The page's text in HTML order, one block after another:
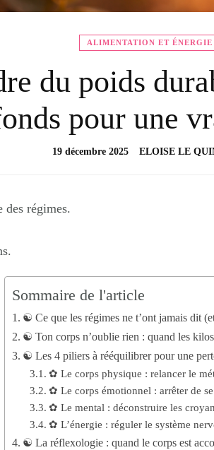
ALIMENTATION ET ÉNERGIE
du poids
pour une
ELOISE LE
19 décembre 2025
des régimes.
Sommaire de l'article
☯︎ Ce que les régimes ne t’ont jamais dit
☯︎ Ton corps n’oublie rien : quand les
☯︎ Les 4 piliers à rééquilibrer pour une
✿ Le corps physique : relancer le
✿ Le corps émotionnel : arrêter de
✿ Le mental : déconstruire les
✿ L’énergie : réguler le système
☯︎ La réflexologie : quand le corps est